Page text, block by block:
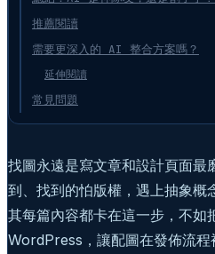
推薦閱讀
需要更深入的 AI 整合方案嗎？
延伸閱讀
常見問題
找圖永遠是寫文章和設計頁面最
到、找到的怕版權，遇上抽象概
其每篇內容都卡在這一步，不如
WordPress，讓配圖在發佈流程